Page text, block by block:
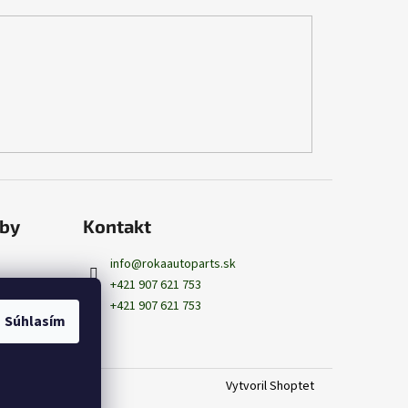
Súhlasím
Kontakt
info@rokaautoparts.sk
+421 907 621 753
+421 907 621 753
Vytvoril Shoptet